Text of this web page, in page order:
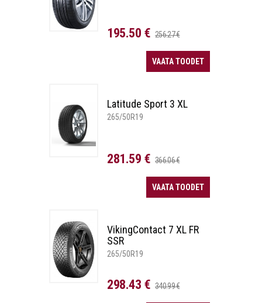
195.50 € 256.27 €
VAATA TOODET
Latitude Sport 3 XL
265/50R19
281.59 € 366.06 €
VAATA TOODET
VikingContact 7 XL FR
SSR
265/50R19
298.43 € 340.99 €